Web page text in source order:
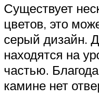
Существует
цветов, это
серый дизайн.
находятся на
частью.
камине нет